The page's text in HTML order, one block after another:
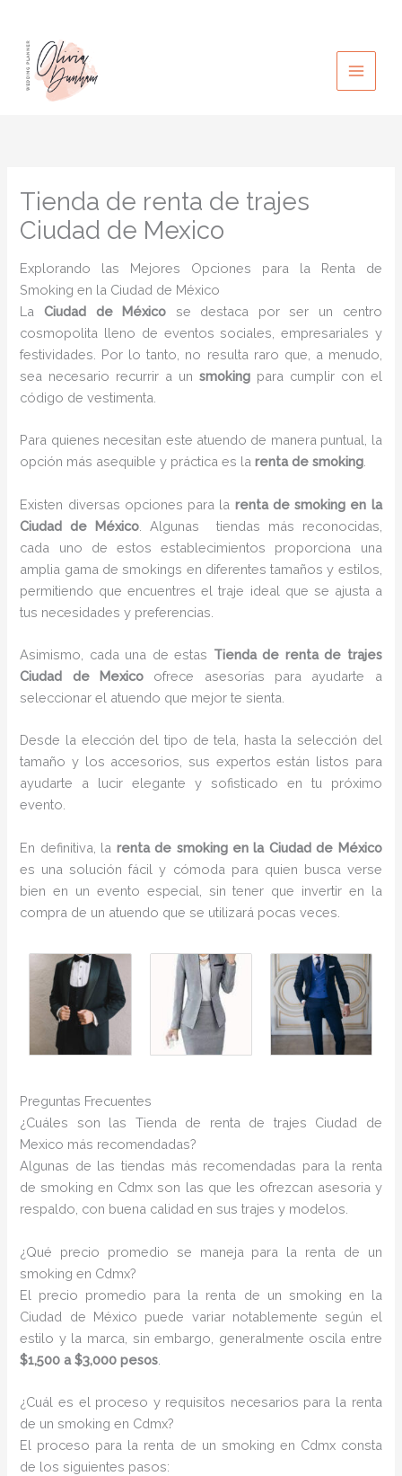
contenido
Tienda de renta de trajes
Ciudad de Mexico
Explorando las Mejores Opciones para la Renta de
Smoking en la Ciudad de México
LaCiudad de México se destaca por ser un centro
cosmopolita lleno de eventos sociales, empresariales y
festividades. Por lo tanto, no resulta raro que, a menudo,
sea necesario recurrir a un smokingpara cumplir con el
código de vestimenta.
Para quienes necesitan este atuendo de manera puntual, la
opción más asequible y práctica es larenta de smoking
Existen diversas opciones para la renta de smoking en la
Ciudad de México . Algunas tiendas más reconocidas,
cada uno de estos establecimientos proporciona una
amplia gama de smokings en diferentes tamaños y estilos,
permitiendo que encuentres el traje ideal que se ajusta a
tus necesidades y preferencias.
Asimismo, cada una de estas Tienda de renta de trajes
Ciudad de Mexico ofrece asesorías para ayudarte a
seleccionar el atuendo que mejor te sienta.
Desde la elección del tipo de tela, hasta la selección del
tamaño y los accesorios, sus expertos están listos para
ayudarte a lucir elegante y sofisticado en tu próximo
evento.
En definitiva, la renta de smoking en la Ciudad de México
es una solución fácil y cómoda para quien busca verse
bien en un evento especial, sin tener que invertir en la
compra de un atuendo que se utilizará pocas veces.
Preguntas Frecuentes
¿Cuáles son las Tienda de renta de trajes Ciudad de
Mexico más recomendadas?
Algunas de las tiendas más recomendadas para la renta
de smoking en Cdmx son las que les ofrezcan asesoria y
respaldo, con buena calidad en sus trajes y modelos.
¿Qué precio promedio se maneja para la renta de un
smoking en Cdmx?
El precio promedio para la renta de un smoking en la
Ciudad de México puede variar notablemente según el
estilo y la marca, sin embargo, generalmente oscila entre
$1,500 a $3,000 pesos
¿Cuál es el proceso y requisitos necesarios para la renta
de un smoking en Cdmx?
El proceso para la renta de un smoking en Cdmx consta
de los siguientes pasos: